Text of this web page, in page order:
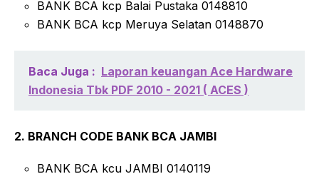
BANK BCA kcp Balai Pustaka 0148810
BANK BCA kcp Meruya Selatan 0148870
Baca Juga : Laporan keuangan Ace Hardware
Indonesia Tbk PDF 2010 - 2021 ( ACES )
2. BRANCH CODE BANK BCA JAMBI
BANK BCA kcu JAMBI 0140119